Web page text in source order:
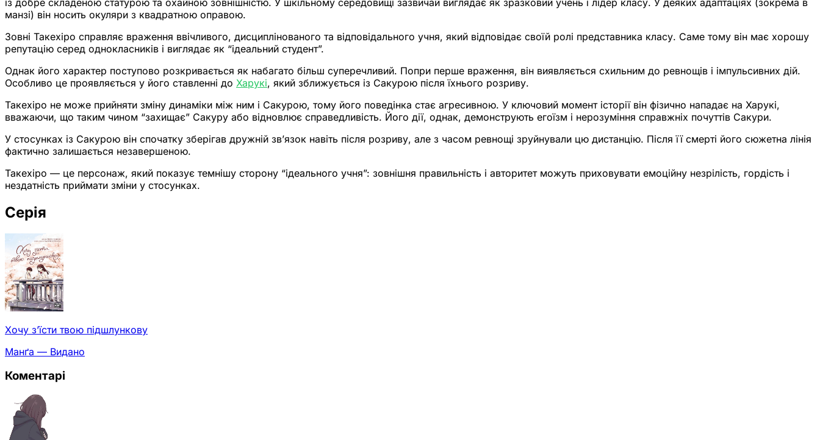
манзі) він носить окуляри з квадратною оправою.
Зовні Такехіро справляє враження ввічливого, дисциплінованого та відповідального учня, який відповідає своїй ролі представника класу. Саме тому він має хорошу
репутацію серед однокласників і виглядає як “ідеальний студент”.
Однак його характер поступово розкривається як набагато більш суперечливий. Попри перше враження, він виявляється схильним до ревнощів і імпульсивних дій.
Особливо це проявляється у його ставленні до Харукі, який зближується із Сакурою після їхнього розриву.
Такехіро не може прийняти зміну динаміки між ним і Сакурою, тому його поведінка стає агресивною. У ключовий момент історії він фізично нападає на Харукі,
вважаючи, що таким чином “захищає” Сакуру або відновлює справедливість. Його дії, однак, демонструють егоїзм і нерозуміння справжніх почуттів Сакури.
У стосунках із Сакурою він спочатку зберігав дружній зв’язок навіть після розриву, але з часом ревнощі зруйнували цю дистанцію. Після її смерті його сюжетна лінія
фактично залишається незавершеною.
Такехіро — це персонаж, який показує темнішу сторону “ідеального учня”: зовнішня правильність і авторитет можуть приховувати емоційну незрілість, гордість і
нездатність приймати зміни у стосунках.
Серія
Хочу з’їсти твою підшлункову
Манґа — Видано
Коментарі